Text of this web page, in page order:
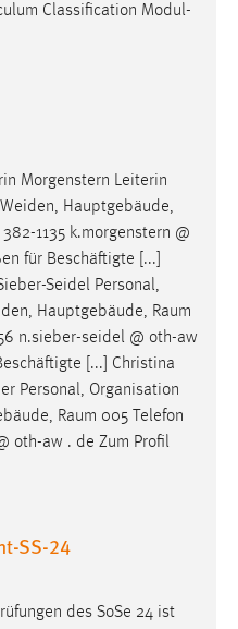
Classification Modul-
Morgenstern Leiterin
Hauptgebäude,
1135 k.morgenstern @
für Beschäftigte [...]
Seidel Personal,
Hauptgebäude, Raum
n.sieber-seidel @ oth-aw
[...] Christina
Personal, Organisation
Raum 005 Telefon
oth-aw . de Zum Profil
SS-24
des SoSe 24 ist